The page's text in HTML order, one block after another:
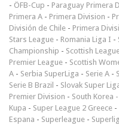
- ÖFB-Cup - Paraguay Primera
Primera A - Primera Division -
División de Chile - Primera
Stars League - Romania Liga I -
Championship - Scottish
Premier League - Scottish
A - Serbia SuperLiga - Serie A -
Serie B Brazil - Slovak Super
Premier Division - South Korea
Kupa - Super League 2 Greece -
Espana - Superleague - Superlig